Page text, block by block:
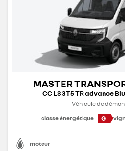
MASTER
CC L3 3T5 TR advance
Véhicule de
classe énergétique
G
moteur